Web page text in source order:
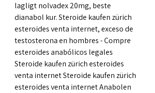
lagligt nolvadex 20mg, beste
dianabol kur. Steroide kaufen zürich
esteroides venta internet, exceso de
testosterona en hombres - Compre
esteroides anabólicos legales
Steroide kaufen zürich esteroides
venta internet Steroide kaufen zürich
esteroides venta internet Anabolen